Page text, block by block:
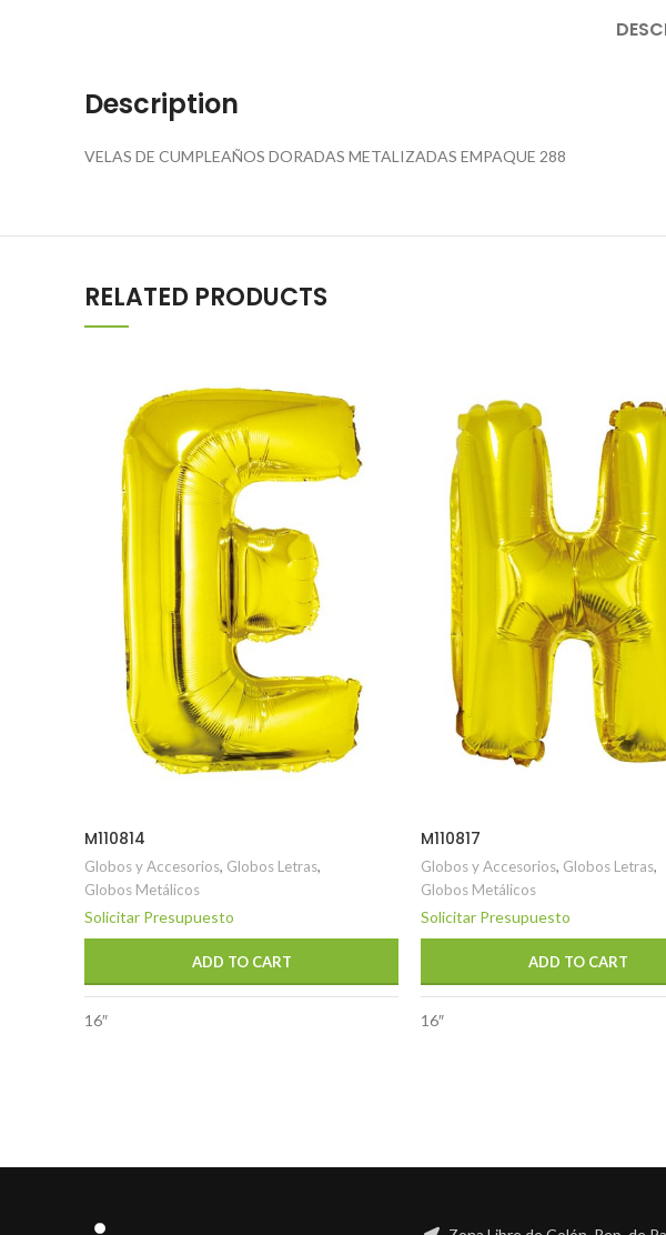
Description
VELAS DE CUMPLEAÑOS DORADAS METALIZADAS EMPAQUE 288
RELATED PRODUCTS
M110814
Globos y Accesorios, Globos Letras,
Globos Metálicos
Solicitar Presupuesto
ADD TO CART
16″
M110817
Globos y Accesorios, Globos Letras,
Globos Metálicos
Solicitar Presupuesto
ADD TO CART
16″